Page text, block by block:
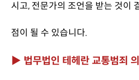
시고, 전문가의 조언을 받는 것이
점이 될 수 있습니다.
▶ 법무법인 테헤란 교통범죄